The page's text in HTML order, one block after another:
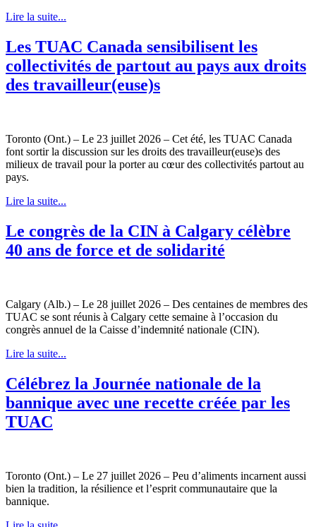
Lire la suite...
Les TUAC Canada sensibilisent les
collectivités de partout au pays aux droits
des travailleur(euse)s
Toronto (Ont.) – Le 23 juillet 2026 – Cet été, les TUAC Canada
font sortir la discussion sur les droits des travailleur(euse)s des
milieux de travail pour la porter au cœur des collectivités partout au
pays.
Lire la suite...
Le congrès de la CIN à Calgary célèbre
40 ans de force et de solidarité
Calgary (Alb.) – Le 28 juillet 2026 – Des centaines de membres des
TUAC se sont réunis à Calgary cette semaine à l’occasion du
congrès annuel de la Caisse d’indemnité nationale (CIN).
Lire la suite...
Célébrez la Journée nationale de la
bannique avec une recette créée par les
TUAC
Toronto (Ont.) – Le 27 juillet 2026 – Peu d’aliments incarnent aussi
bien la tradition, la résilience et l’esprit communautaire que la
bannique.